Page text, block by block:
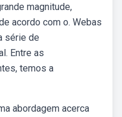
magnitude,
acordo com o. Webas
série de
Entre as
temos a
abordagem acerca